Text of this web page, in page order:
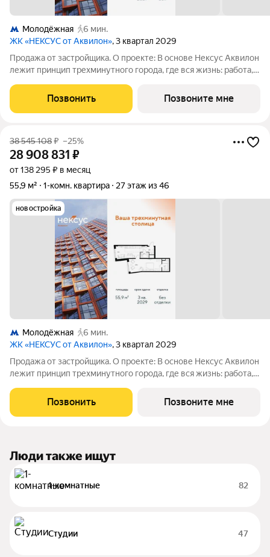
Молодёжная
6 мин.
ЖК «НЕКСУС от Аквилон», 3 квартал 2029
Продажа от застройщика. О проекте: В основе Нексус Аквилон
лежит принцип трехминутного города, где вся жизнь: работа,
шаговой доступности. Он не просто экономит время, а
кардинально
Позвонить Позвоните мне
38 545 108₽ –25%
28 908 831 ₽
от 138 295 ₽ в месяц
55,9 м²
1-комн. квартира 27 этаж из 46
новостройка
Молодёжная
6 мин.
ЖК «НЕКСУС от Аквилон», 3 квартал 2029
Продажа от застройщика. О проекте: В основе Нексус Аквилон
лежит принцип трехминутного города, где вся жизнь: работа,
шаговой доступности. Он не просто экономит время, а
кардинально
Позвонить Позвоните мне
Люди также ищут
1-комнатные 82
Студии 47